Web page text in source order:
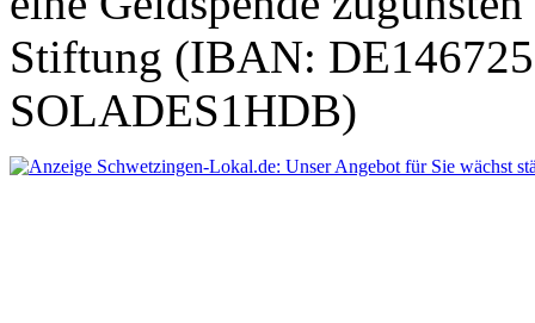
Stiftung (IBAN:
SOLADES1HDB)